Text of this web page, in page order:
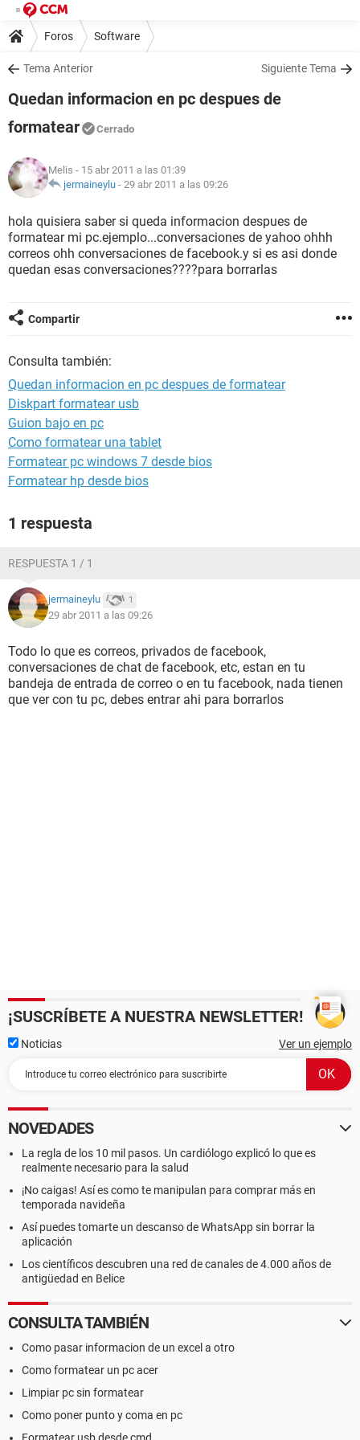
Foros Software
Tema Anterior Siguiente Tema
Quedan informacion en pc despues de
formatear
Cerrado
Melis - 15 abr 2011 a las 01:39
jermaineylu - 29 abr 2011 a las 09:26
hola quisiera saber si queda informacion despues de
formatear mi pc.ejemplo...conversaciones de yahoo ohhh
correos ohh conversaciones de facebook.y si es asi donde
quedan esas conversaciones????para borrarlas
Compartir
Consulta también:
Quedan informacion en pc despues de formatear
Diskpart formatear usb
Guion bajo en pc
Como formatear una tablet
Formatear pc windows 7 desde bios
Formatear hp desde bios
1 respuesta
RESPUESTA 1 / 1
jermaineylu 1
29 abr 2011 a las 09:26
Todo lo que es correos, privados de facebook,
conversaciones de chat de facebook, etc, estan en tu
bandeja de entrada de correo o en tu facebook, nada tienen
que ver con tu pc, debes entrar ahi para borrarlos
¡SUSCRÍBETE A NUESTRA NEWSLETTER!
Noticias Ver un ejemplo
NOVEDADES
La regla de los 10 mil pasos. Un cardiólogo explicó lo que es
realmente necesario para la salud
¡No caigas! Así es como te manipulan para comprar más en
temporada navideña
Así puedes tomarte un descanso de WhatsApp sin borrar la
aplicación
Los científicos descubren una red de canales de 4.000 años de
antigüedad en Belice
CONSULTA TAMBIÉN
Como pasar informacion de un excel a otro
Como formatear un pc acer
Limpiar pc sin formatear
Como poner punto y coma en pc